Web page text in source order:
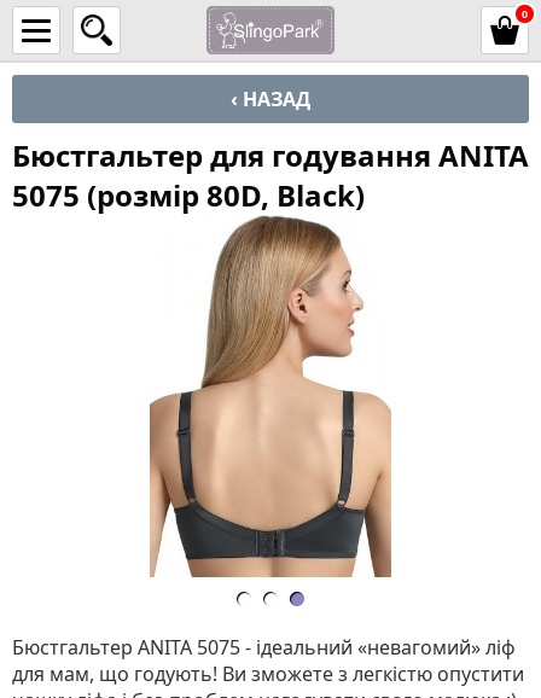
0
‹ НАЗАД
Бюстгальтер для годування ANITA
5075 (розмір 80D, Black)
Бюстгальтер ANITA 5075 - ідеальний «невагомий» ліф
для мам, що годують! Ви зможете з легкістю опустити